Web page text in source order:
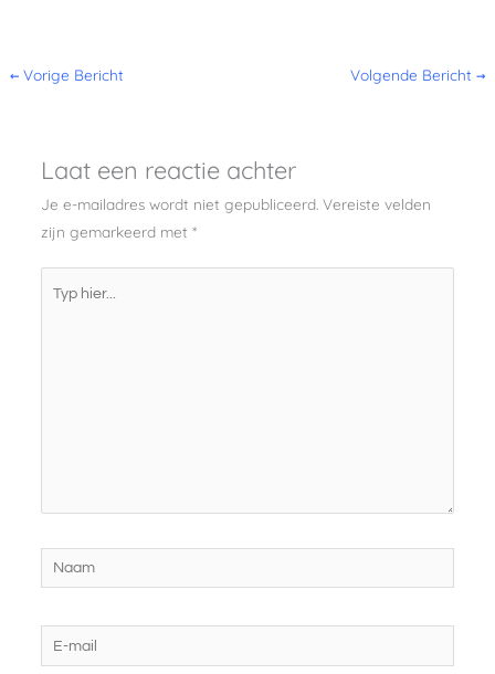
← Vorige Bericht Volgende Bericht →
Laat een reactie achter
Je e-mailadres wordt niet gepubliceerd. Vereiste velden
zijn gemarkeerd met *
Naam
mail